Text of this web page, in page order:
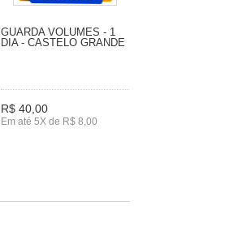
GUARDA VOLUMES - 1
DIA - CASTELO GRANDE
R$ 40,00
Em até 5X de R$ 8,00